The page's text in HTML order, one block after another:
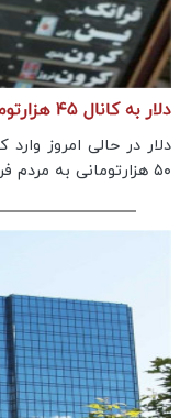
دلار به کانال ۴۵ هزارتومان می‌رسد
۵۰ هزارتومانی به مردم‌ فروختند.